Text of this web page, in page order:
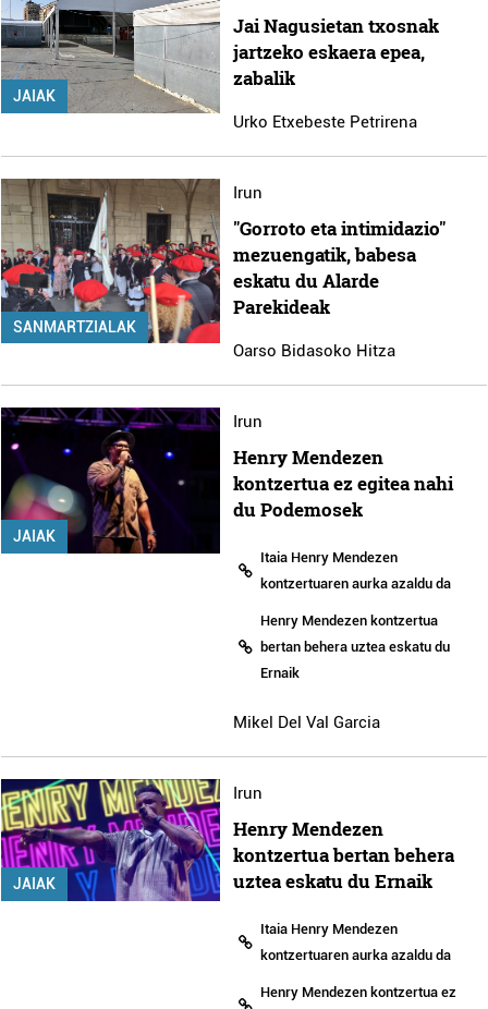
JAIAK
Jai Nagusietan txosnak
jartzeko eskaera epea,
zabalik
Urko Etxebeste Petrirena
SANMARTZIALAK
Irun
"Gorroto eta intimidazio"
mezuengatik, babesa
eskatu du Alarde
Parekideak
Oarso Bidasoko Hitza
JAIAK
Irun
Henry Mendezen
kontzertua ez egitea nahi
du Podemosek
Itaia Henry Mendezen
kontzertuaren aurka azaldu da
Henry Mendezen kontzertua
bertan behera uztea eskatu du
Ernaik
Mikel Del Val Garcia
JAIAK
Irun
Henry Mendezen
kontzertua bertan behera
uztea eskatu du Ernaik
Itaia Henry Mendezen
kontzertuaren aurka azaldu da
Henry Mendezen kontzertua ez